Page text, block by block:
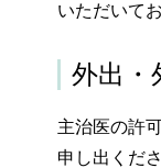
いただいて
外出・
主治医の許
申し出くだ